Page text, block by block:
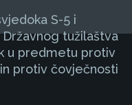
S-5 i
tužilaštva
u predmetu protiv
protiv čovječnosti